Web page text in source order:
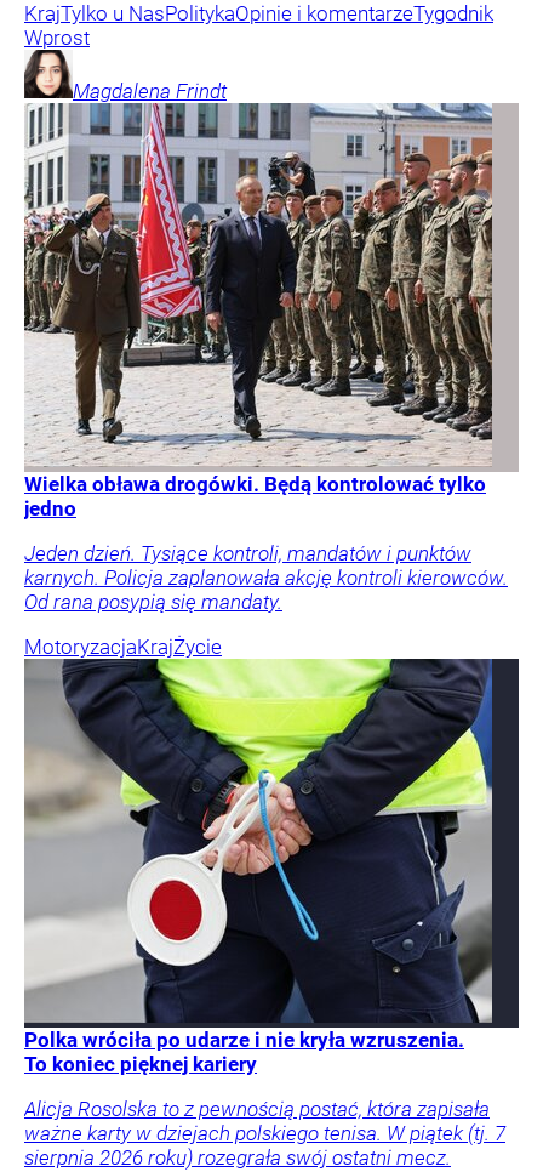
KrajTylko u NasPolitykaOpinie i komentarzeTygodnik
Wprost
Magdalena Frindt
Wielka obława drogówki. Będą kontrolować tylko
jedno
Jeden dzień. Tysiące kontroli, mandatów i punktów
karnych. Policja zaplanowała akcję kontroli kierowców.
Od rana posypią się mandaty.
MotoryzacjaKrajŻycie
Polka wróciła po udarze i nie kryła wzruszenia.
To koniec pięknej kariery
Alicja Rosolska to z pewnością postać, która zapisała
ważne karty w dziejach polskiego tenisa. W piątek (tj. 7
sierpnia 2026 roku) rozegrała swój ostatni mecz.